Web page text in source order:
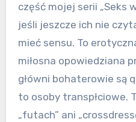
część mojej serii „Seks
jeśli jeszcze ich nie
mieć sensu. To
miłosna opowiedziana
główni bohaterowie są
to osoby transpłciowe.
„futach” ani